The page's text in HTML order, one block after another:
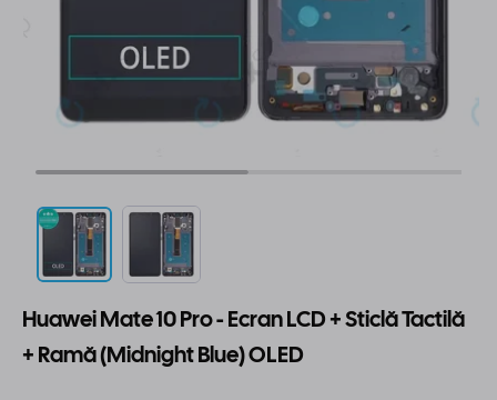
Huawei Mate 10 Pro - Ecran LCD + Sticlă Tactilă
+ Ramă (Midnight Blue) OLED